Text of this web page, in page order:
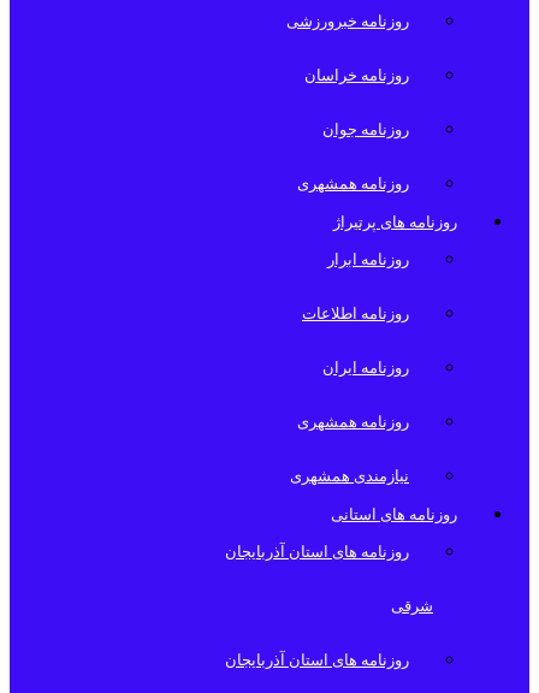
روزنامه خبرورزشی
روزنامه خراسان
روزنامه جوان
روزنامه همشهری
روزنامه های پرتیراژ
روزنامه ابرار
روزنامه اطلاعات
روزنامه ایران
روزنامه همشهری
نیازمندی همشهری
روزنامه های استانی
روزنامه های استان آذربایجان
شرقی
روزنامه های استان آذربایجان